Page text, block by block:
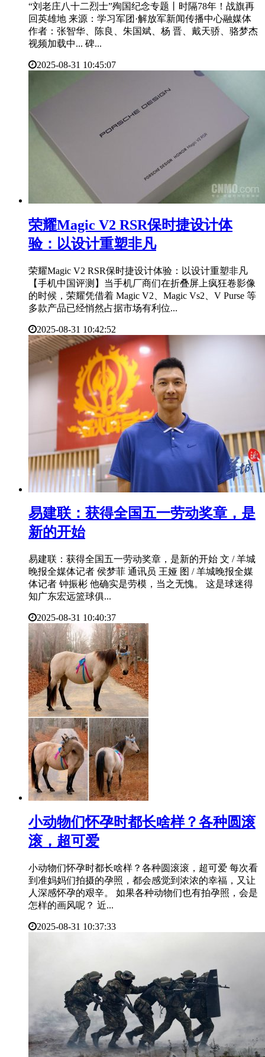
“刘老庄八十二烈士”殉国纪念专题丨时隔78年！战旗再
回英雄地 来源：学习军团·解放军新闻传播中心融媒体
作者：张智华、陈良、朱国斌、杨 晋、戴天骄、骆梦杰
视频加载中... 碑...
2025-08-31 10:45:07
​荣耀Magic V2 RSR保时捷设计体
验：以设计重塑非凡
荣耀Magic V2 RSR保时捷设计体验：以设计重塑非凡
【手机中国评测】当手机厂商们在折叠屏上疯狂卷影像
的时候，荣耀凭借着 Magic V2、Magic Vs2、V Purse 等
多款产品已经悄然占据市场有利位...
2025-08-31 10:42:52
​易建联：获得全国五一劳动奖章，是
新的开始
易建联：获得全国五一劳动奖章，是新的开始 文 / 羊城
晚报全媒体记者 侯梦菲 通讯员 王娅 图 / 羊城晚报全媒
体记者 钟振彬 他确实是劳模，当之无愧。 这是球迷得
知广东宏远篮球俱...
2025-08-31 10:40:37
​小动物们怀孕时都长啥样？各种圆滚
滚，超可爱
小动物们怀孕时都长啥样？各种圆滚滚，超可爱 每次看
到准妈妈们拍摄的孕照，都会感觉到浓浓的幸福，又让
人深感怀孕的艰辛。 如果各种动物们也有拍孕照，会是
怎样的画风呢？ 近...
2025-08-31 10:37:33